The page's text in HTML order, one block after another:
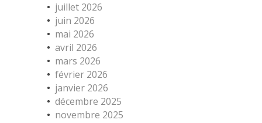
juillet 2026
juin 2026
mai 2026
avril 2026
mars 2026
février 2026
janvier 2026
décembre 2025
novembre 2025